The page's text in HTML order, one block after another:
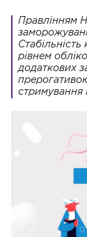
Правлінням
рівнем
додаткових
стримування